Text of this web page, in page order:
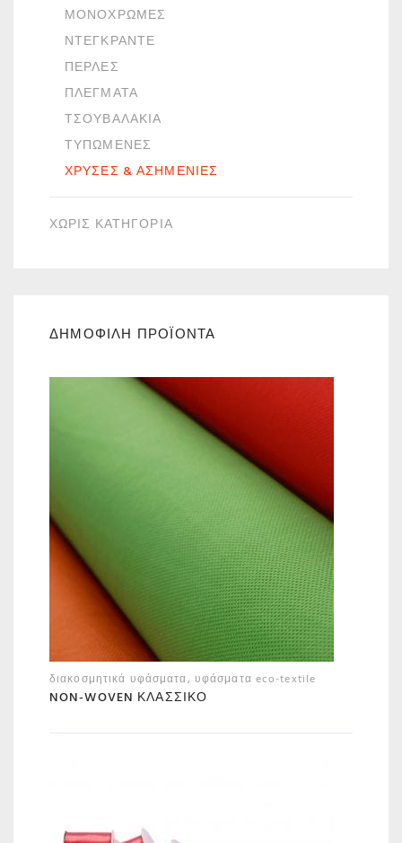
ΜΟΝΌΧΡΩΜΕΣ
ΝΤΕΓΚΡΑΝΤΈ
ΠΈΡΛΕΣ
ΠΛΈΓΜΑΤΑ
ΤΣΟΥΒΑΛΆΚΙΑ
ΤΥΠΩΜΈΝΕΣ
ΧΡΥΣΈΣ & ΑΣΗΜΈΝΙΕΣ
ΧΩΡΙΣ ΚΑΤΗΓΟΡΙΑ
ΔΗΜΟΦΙΛΗ ΠΡΟΪΟΝΤΑ
διακοσμητικά υφάσματα, υφάσματα eco-textile
NON-WOVEN ΚΛΑΣΣΙΚΌ